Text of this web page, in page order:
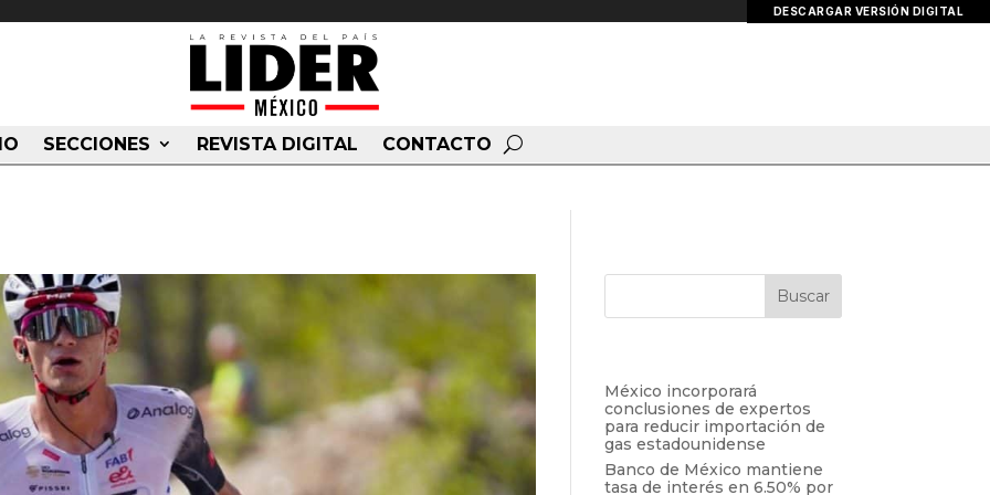
SECCIONES REVISTA DIGITAL CONTACTO
DESCARGAR VERSIÓN DIGITAL
México incorporará
conclusiones de expertos
para reducir importación de
gas estadounidense
Banco de México mantiene
tasa de interés en 6.50% por